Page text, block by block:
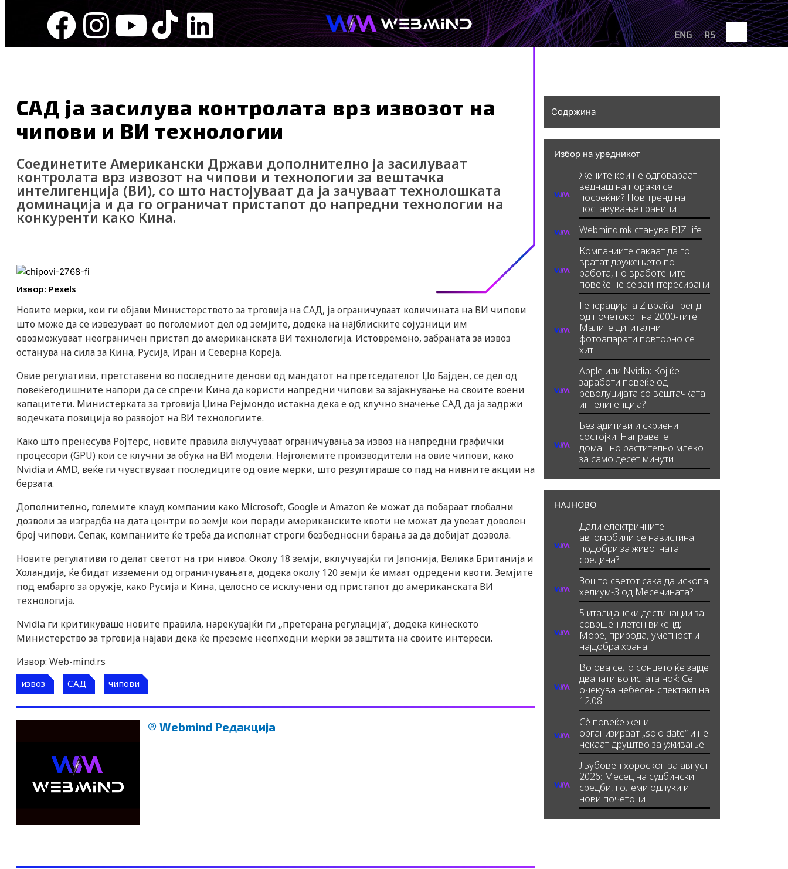
RS
ENG
F
a
e
b
o
o
k
I
n
t
a
g
r
a
Y
o
t
u
b
e
I
c
-
t
i
k
-
k
t
o
k
-
i
o
n
L
i
k
e
d
i
Search
САД ја засилува контролата врз извозот на
чипови и ВИ технологии
Соединетите Американски Држави дополнително ја засилуваат
контролата врз извозот на чипови и технологии за вештачка
интелигенција (ВИ), со што настојуваат да ја зачуваат технолошката
доминација и да го ограничат пристапот до напредни технологии на
конкуренти како Кина.
Извор: Pexels
Новите мерки, кои ги објави Министерството за трговија на САД, ја ограничуваат количината на ВИ чипови
што може да се извезуваат во поголемиот дел од земјите, додека на најблиските сојузници им
овозможуваат неограничен пристап до американската ВИ технологија. Истовремено, забраната за извоз
останува на сила за Кина, Русија, Иран и Северна Кореја.
Овие регулативи, претставени во последните денови од мандатот на претседателот Џо Бајден, се дел од
повеќегодишните напори да се спречи Кина да користи напредни чипови за зајакнување на своите воени
капацитети. Министерката за трговија Џина Рејмондо истакна дека е од клучно значење САД да ја задржи
водечката позиција во развојот на ВИ технологиите.
Како што пренесува Ројтерс, новите правила вклучуваат ограничувања за извоз на напредни графички
процесори (GPU) кои се клучни за обука на ВИ модели. Најголемите производители на овие чипови, како
Nvidia и AMD, веќе ги чувствуваат последиците од овие мерки, што резултираше со пад на нивните акции на
берзата.
Дополнително, големите клауд компании како Microsoft, Google и Amazon ќе можат да побараат глобални
дозволи за изградба на дата центри во земји кои поради американските квоти не можат да увезат доволен
број чипови. Сепак, компаниите ќе треба да исполнат строги безбедносни барања за да добијат дозвола.
Новите регулативи го делат светот на три нивоа. Околу 18 земји, вклучувајќи ги Јапонија, Велика Британија и
Холандија, ќе бидат изземени од ограничувањата, додека околу 120 земји ќе имаат одредени квоти. Земјите
под ембарго за оружје, како Русија и Кина, целосно се исклучени од пристапот до американската ВИ
технологија.
Nvidia ги критикуваше новите правила, нарекувајќи ги „претерана регулација“, додека кинеското
Министерство за трговија најави дека ќе преземе неопходни мерки за заштита на своите интереси.
Извор: Web-mind.rs
извоз САД чипови
Webmind Редакција
Содржина
Избор на уредникот
Жените кои не одговараат
веднаш на пораки се
посреќни? Нов тренд на
поставување граници
Webmind.mk станува BIZLife
Компаниите сакаат да го
вратат дружењето по
работа, но вработените
повеќе не се заинтересирани
Генерацијата Z враќа тренд
од почетокот на 2000-тите:
Малите дигитални
фотоапарати повторно се
хит
Apple или Nvidia: Кој ќе
заработи повеќе од
револуцијата со вештачката
интелигенција?
Без адитиви и скриени
состојки: Направете
домашно растително млеко
за само десет минути
НАЈНОВО
Дали електричните
автомобили се навистина
подобри за животната
средина?
Зошто светот сака да ископа
хелиум-3 од Месечината?
5 италијански дестинации за
совршен летен викенд:
Море, природа, уметност и
најдобра храна
Во ова село сонцето ќе зајде
двапати во истата ноќ: Се
очекува небесен спектакл на
12.08
Сè повеќе жени
организираат „solo date“ и не
чекаат друштво за уживање
Љубовен хороскоп за август
2026: Месец на судбински
средби, големи одлуки и
нови почетоци